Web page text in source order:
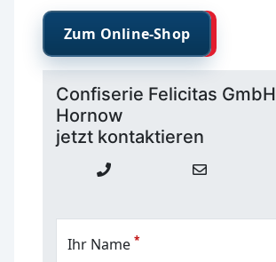
Zum Online-Shop
Confiserie Felicitas GmbH
Hornow
jetzt kontaktieren
Ihr Name *